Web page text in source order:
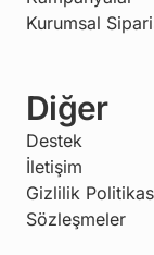
Kurumsal
Diğer
Destek
İletişim
Gizlilik
Sözleşmeler